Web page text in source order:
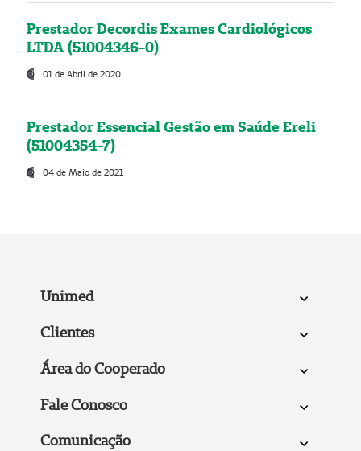
Prestador Decordis Exames Cardiológicos
LTDA (51004346-0)
01 de Abril de 2020
Prestador Essencial Gestão em Saúde Ereli
(51004354-7)
04 de Maio de 2021
Unimed
Clientes
Área do Cooperado
Fale Conosco
Comunicação